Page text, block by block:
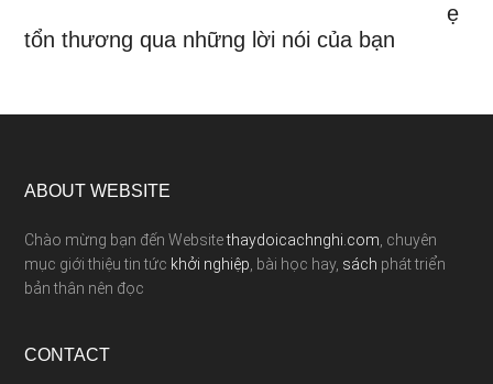
ẹ
tổn thương qua những lời nói của bạn
ABOUT WEBSITE
Chào mừng bạn đến Websitethaydoicachnghi.com , chuyên
mục giới thiệu tin tức khởi nghiệp , bài học hay, sách phát triển
bản thân nên đọc
CONTACT